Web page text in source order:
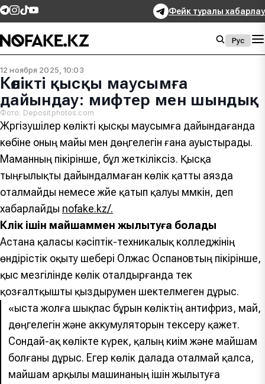
Фейк туралы хабарлау
Рус
12 ноября 2025, 10:03
Көлікті қысқы маусымға
дайындау: мифтер мен шындық
Фото: Depositphotos.com
Жүргізушілер көлікті қысқы маусымға дайындағанда
көбіне оның майы мен дөңгелегін ғана ауыстырады.
Маманның пікірінше, бұл жеткіліксіз. Қысқа
тыңғылықты дайындалмаған көлік қатты аязда
оталмайды немесе жүйе қатып қалуы мүмкін, деп
хабарлайды nofake.kz/.
Көлік ішін майшаммен жылытуға болады
Астана қаласы кәсіптік-техникалық колледжінің
өндірістік оқыту шебері Олжас Оспановтың пікірінше,
қыс мезгілінде көлік оталдырғанда тек
қозғалтқышты қыздырумен шектелмеген дұрыс.
«Қыста жолға шықпас бұрын көліктің антифриз, май,
дөңгелегін және аккумуляторын тексеру қажет.
Сондай-ақ көлікте күрек, қалың киім және майшам
болғаны дұрыс. Егер көлік далада оталмай қалса,
майшам арқылы машинаның ішін жылытуға